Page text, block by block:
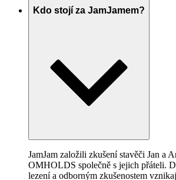
Kdo stojí za JamJamem?
JamJam založili zkušení stavěči Jan a
OMHOLDS společně s jejich přáteli.
lezení a odborným zkušenostem